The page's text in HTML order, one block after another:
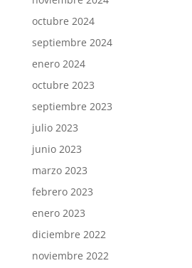
octubre 2024
septiembre 2024
enero 2024
octubre 2023
septiembre 2023
julio 2023
junio 2023
marzo 2023
febrero 2023
enero 2023
diciembre 2022
noviembre 2022